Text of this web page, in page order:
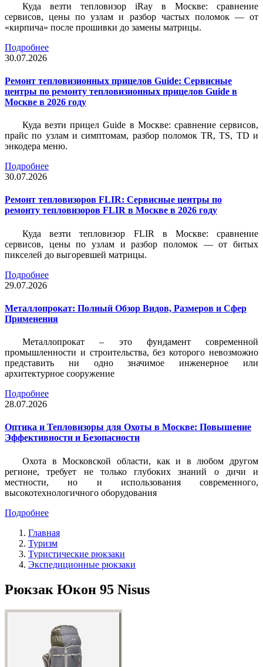
Куда везти тепловизор iRay в Москве: сравнение
сервисов, цены по узлам и разбор частых поломок — от
«кирпича» после прошивки до замены матрицы.
Подробнее
30.07.2026
Ремонт тепловизионных прицелов Guide: Сервисные
центры по ремонту тепловизионных прицелов Guide в
Москве в 2026 году
Куда везти прицел Guide в Москве: сравнение сервисов,
прайс по узлам и симптомам, разбор поломок TR, TS, TD и
энкодера меню.
Подробнее
30.07.2026
Ремонт тепловизоров FLIR: Сервисные центры по
ремонту тепловизоров FLIR в Москве в 2026 году
Куда везти тепловизор FLIR в Москве: сравнение
сервисов, цены по узлам и разбор поломок — от битых
пикселей до выгоревшей матрицы.
Подробнее
29.07.2026
Металлопрокат: Полный Обзор Видов, Размеров и Сфер
Применения
Металлопрокат – это фундамент современной
промышленности и строительства, без которого невозможно
представить ни одно значимое инженерное или
архитектурное сооружение
Подробнее
28.07.2026
Оптика и Тепловизоры для Охоты в Москве: Повышение
Эффективности и Безопасности
Охота в Московской области, как и в любом другом
регионе, требует не только глубоких знаний о дичи и
местности, но и использования современного,
высокотехнологичного оборудования
Подробнее
Главная
Туризм
Туристические рюкзаки
Экспедиционные рюкзаки
Рюкзак Юкон 95 Nisus